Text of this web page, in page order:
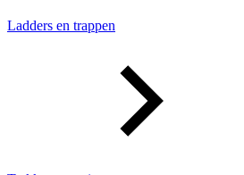
Ladders en trappen